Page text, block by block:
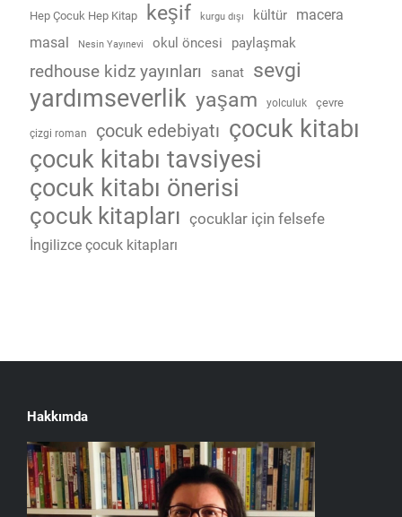
Hep Çocuk Hep Kitap keşif kurgu dışı kültür
macera
masal
Nesin Yayınevi okul öncesi paylaşmak
redhouse kidz yayınları sanat sevgi
yardımseverlik yaşam yolculuk çevre
çizgi roman çocuk edebiyatı çocuk kitabı
çocuk kitabı tavsiyesi
çocuk kitabı önerisi
çocuk kitapları çocuklar için felsefe
İngilizce çocuk kitapları
Hakkımda